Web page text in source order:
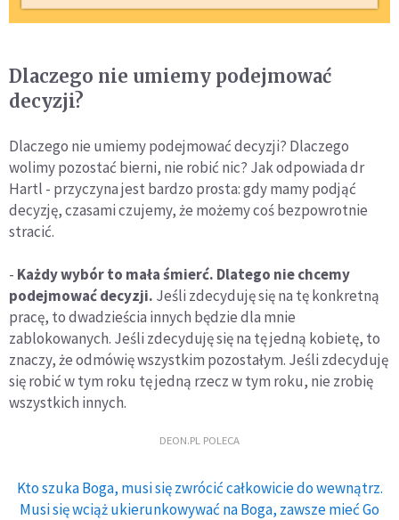
Dlaczego nie umiemy podejmować
decyzji?
Dlaczego nie umiemy podejmować decyzji? Dlaczego
wolimy pozostać bierni, nie robić nic? Jak odpowiada dr
Hartl - przyczyna jest bardzo prosta: gdy mamy podjąć
decyzję, czasami czujemy, że możemy coś bezpowrotnie
stracić.
- Każdy wybór to mała śmierć. Dlatego nie chcemy
podejmować decyzji. Jeśli zdecyduję się na tę konkretną
pracę, to dwadzieścia innych będzie dla mnie
zablokowanych. Jeśli zdecyduję się na tę jedną kobietę, to
znaczy, że odmówię wszystkim pozostałym. Jeśli zdecyduję
się robić w tym roku tę jedną rzecz w tym roku, nie zrobię
wszystkich innych.
DEON.PL POLECA
Kto szuka Boga, musi się zwrócić całkowicie do wewnątrz.
Musi się wciąż ukierunkowywać na Boga, zawsze mieć Go